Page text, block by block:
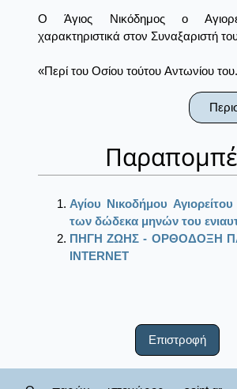
Ο Άγιος Νικόδημος ο
χαρακτηριστικά στον Συναξαριστή
«Περί του Oσίου τούτου Aντωνίου
Αγίου Νικοδήμου
των δώδεκα μηνών του
ΠΗΓΗ ΖΩΗΣ - ΟΡΘΟΔΟΞΗ
ΙΝΤΕRΝΕΤ
Επιστροφή